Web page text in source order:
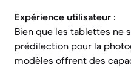
Expérience utilisateur :
Bien que les tablettes ne
prédilection pour la
modèles offrent des